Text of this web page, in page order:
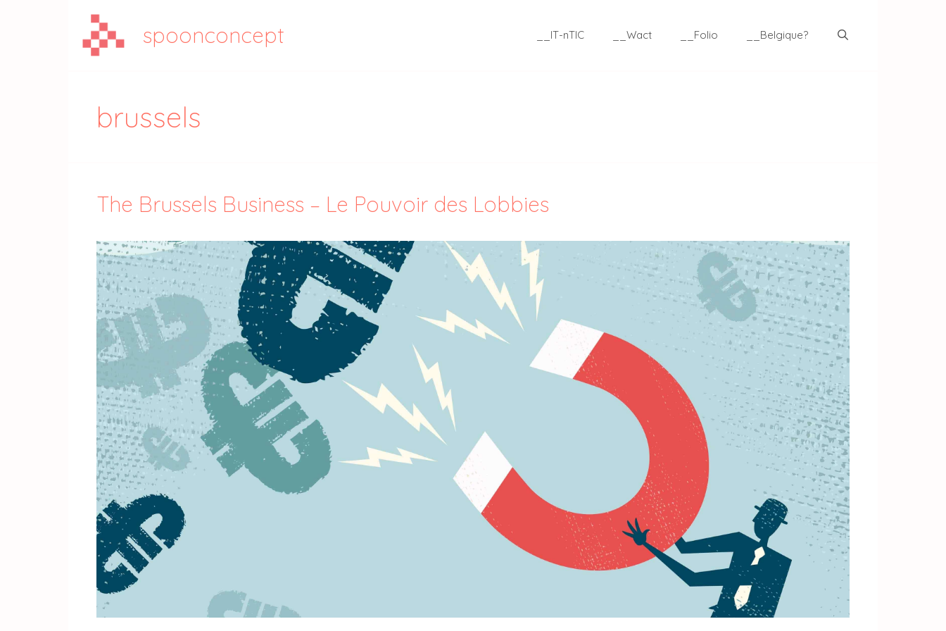
spoonconcept __IT-nTIC __Wact __Folio __Belgique?
brussels
The Brussels Business – Le Pouvoir des Lobbies